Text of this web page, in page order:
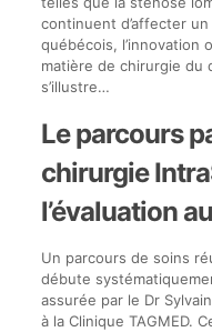
continuent d’affecter
québécois, l’innovation
matière de chirurgie du
s’illustre…
Le parcours
chirurgie
l’évaluation
Un parcours de soins
débute
assurée par le Dr
à la Clinique TAGMED.